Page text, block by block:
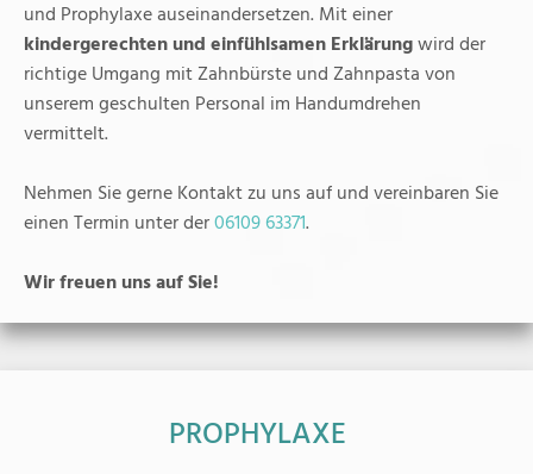
und Prophylaxe auseinandersetzen. Mit einer
kindergerechten und einfühlsamen Erklärungwird der
richtige Umgang mit Zahnbürste und Zahnpasta von
unserem geschulten Personal im Handumdrehen
vermittelt.
Nehmen Sie gerne Kontakt zu uns auf und vereinbaren Sie
einen Termin unter der06109 63371.
Wir freuen uns auf Sie!
PROPHYLAXE